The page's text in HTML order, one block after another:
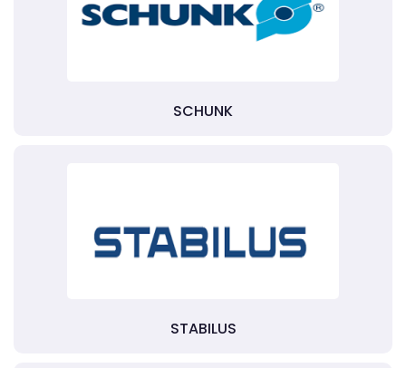
SCHUNK
STABILUS